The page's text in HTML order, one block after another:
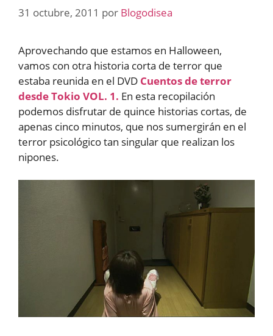
31 octubre, 2011 por Blogodisea
Aprovechando que estamos en Halloween,
vamos con otra historia corta de terror que
estaba reunida en el DVD Cuentos de terror
desde Tokio VOL. 1. En esta recopilación
podemos disfrutar de quince historias cortas, de
apenas cinco minutos, que nos sumergirán en el
terror psicológico tan singular que realizan los
nipones.